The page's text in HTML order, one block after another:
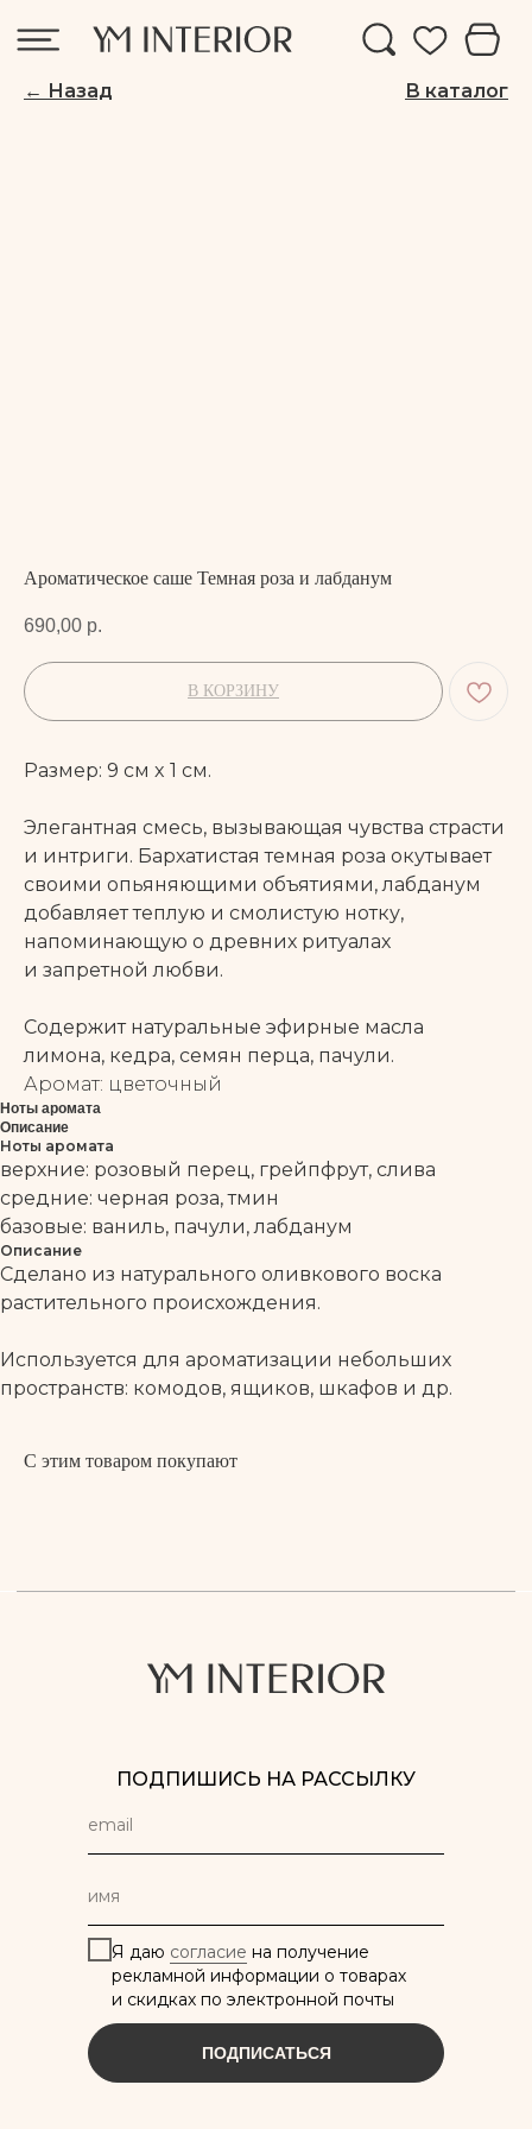
← Назад В каталог
Ароматическое саше Темная роза и лабданум
690,00 р.
В КОРЗИНУ
Размер: 9 см x 1 см.
Элегантная смесь, вызывающая чувства страсти
и интриги. Бархатистая темная роза окутывает
своими опьяняющими объятиями, лабданум
добавляет теплую и смолистую нотку,
напоминающую о древних ритуалах
и запретной любви.
Содержит натуральные эфирные масла
лимона, кедра, семян перца, пачули.
Аромат: цветочный
Ноты аромата
Описание
Ноты аромата
верхние: розовый перец, грейпфрут, слива
средние: черная роза, тмин
базовые: ваниль, пачули, лабданум
Описание
Сделано из натурального оливкового воска
растительного происхождения.
Используется для ароматизации небольших
пространств: комодов, ящиков, шкафов и др.
С этим товаром покупают
ПОДПИШИСЬ НА РАССЫЛКУ
Я даю согласие на получение
рекламной информации о товарах
и скидках по электронной почты
ПОДПИСАТЬСЯ